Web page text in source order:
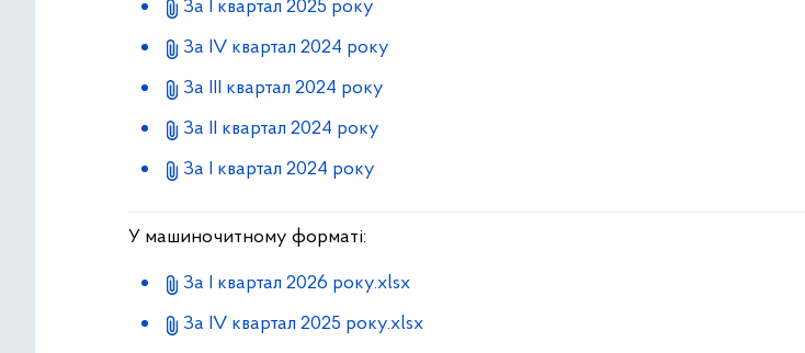
За І квартал 2025 рoку
За ІV квартал 2024 року
За ІІІ квартал 2024 року
За ІI квартал 2024 року
За I квартал 2024 року
У машиночитному форматі:
За I квартал 2026 рoку.xlsx
За IV квартал 2025 рoку.xlsx